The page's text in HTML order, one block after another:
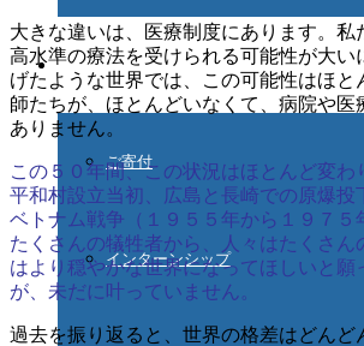
ご協力ください
ご寄付
インターンシップ
大きな違いは、医療制度にあります。私
高水準の療法を受けられる可能性が大い
げたような世界では、この可能性はほと
師たちが、ほとんどいなくて、病院や医
ありません。
この５０年間、この状況はほとんど変わ
平和村設立当初、広島と長崎での原爆投
ベトナム戦争（１９５５年から１９７５
たくさんの犠牲者から、人々はたくさん
はより穏やかな世界になってほしいと願
が、未だに叶っていません。
過去を振り返ると、世界の格差はどんど